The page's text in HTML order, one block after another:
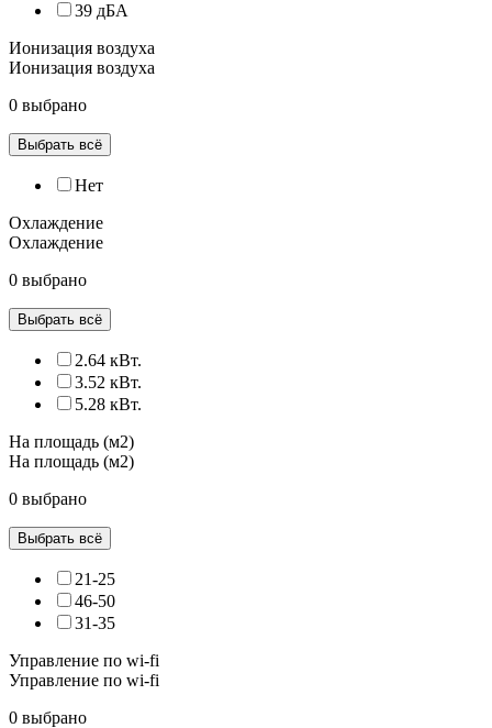
39 дБА
Ионизация воздуха
Ионизация воздуха
0 выбрано
Выбрать всё
Нет
Охлаждение
Охлаждение
0 выбрано
Выбрать всё
2.64 кВт.
3.52 кВт.
5.28 кВт.
На площадь (м2)
На площадь (м2)
0 выбрано
Выбрать всё
21-25
46-50
31-35
Управление по wi-fi
Управление по wi-fi
0 выбрано